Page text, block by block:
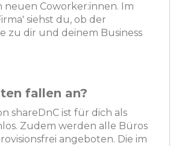
neuen Coworker:innen. Im
siehst du, ob der
zu dir und deinem Business
fallen an?
shareDnC ist für dich als
Zudem werden alle Büros
angeboten. Die im